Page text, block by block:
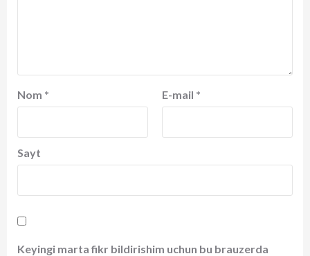
Nom * E-mail *
Sayt
Keyingi marta fikr bildirishim uchun bu brauzerda